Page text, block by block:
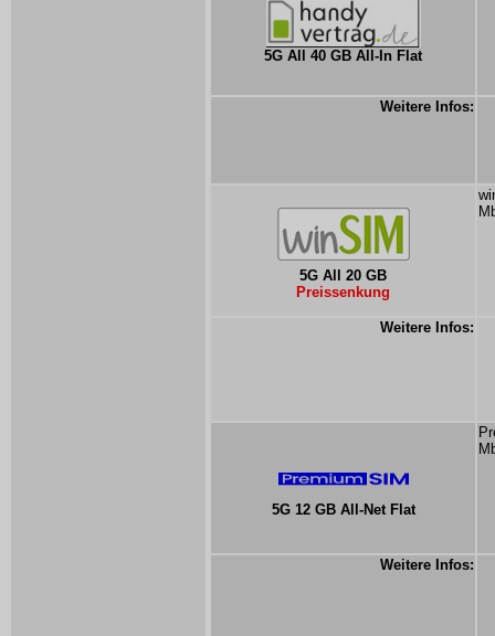
5G All 40 GB All-In Flat
Weitere Infos:
5G All 20 GB
Preissenkung
Weitere Infos:
5G 12 GB All-Net Flat
Weitere Infos: